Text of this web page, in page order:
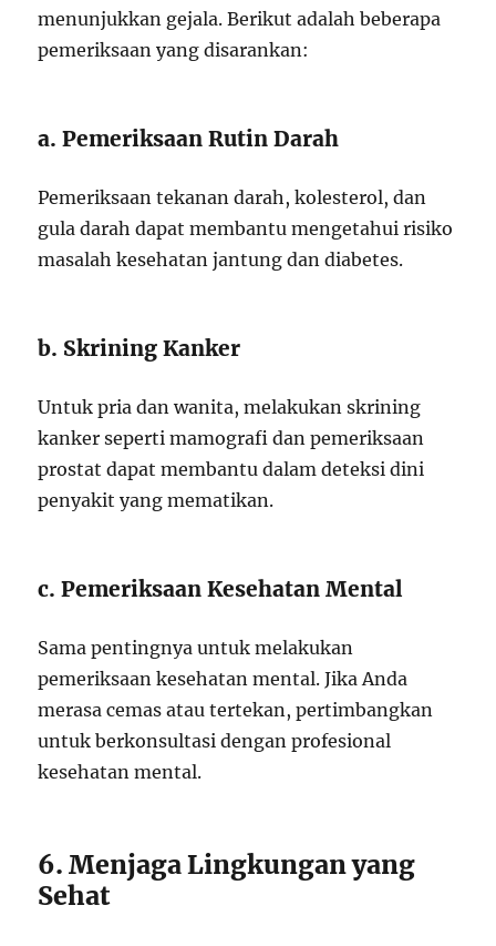
menunjukkan gejala. Berikut adalah beberapa
pemeriksaan yang disarankan:
a. Pemeriksaan Rutin Darah
Pemeriksaan tekanan darah, kolesterol, dan
gula darah dapat membantu mengetahui risiko
masalah kesehatan jantung dan diabetes.
b. Skrining Kanker
Untuk pria dan wanita, melakukan skrining
kanker seperti mamografi dan pemeriksaan
prostat dapat membantu dalam deteksi dini
penyakit yang mematikan.
c. Pemeriksaan Kesehatan Mental
Sama pentingnya untuk melakukan
pemeriksaan kesehatan mental. Jika Anda
merasa cemas atau tertekan, pertimbangkan
untuk berkonsultasi dengan profesional
kesehatan mental.
6. Menjaga Lingkungan yang
Sehat